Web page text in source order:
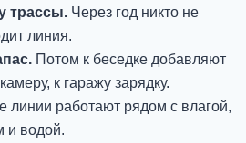
трассы. Через год никто не
линия.
Потом к беседке добавляют
к гаражу зарядку.
линии работают рядом с влагой,
и водой.